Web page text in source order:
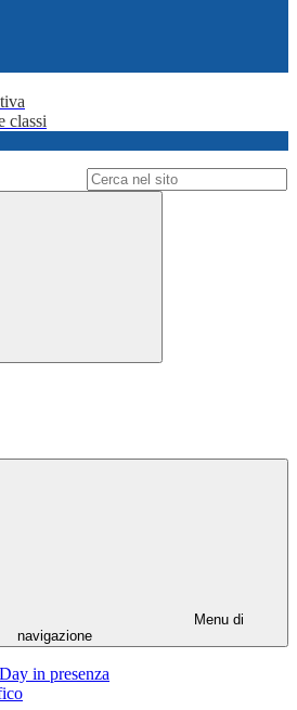
classi
Menu di
navigazione
in presenza